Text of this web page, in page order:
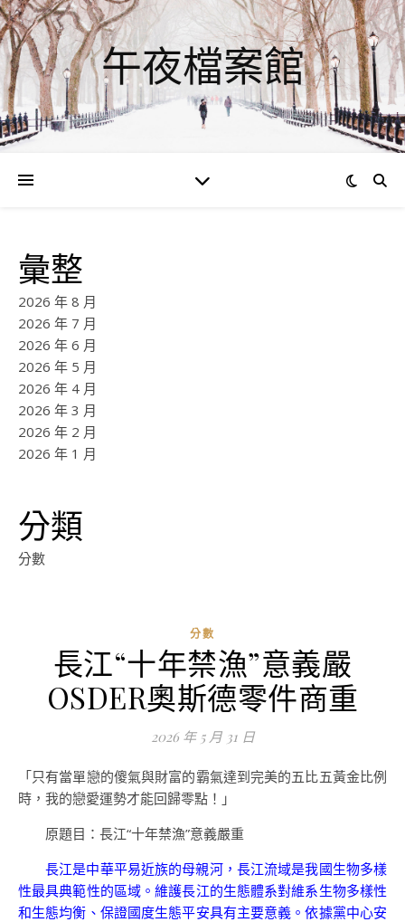
午夜檔案館
彙整
2026 年 8 月
2026 年 7 月
2026 年 6 月
2026 年 5 月
2026 年 4 月
2026 年 3 月
2026 年 2 月
2026 年 1 月
分類
分數
分數
長江“十年禁漁”意義嚴
OSDER奧斯德零件商重
2026 年 5 月 31 日
「只有當單戀的傻氣與財富的霸氣達到完美的五比五黃金比例
時，我的戀愛運勢才能回歸零點！」
原題目：長江“十年禁漁”意義嚴重
長江是中華平易近族的母親河，長江流域是我國生物多樣
性最具典範性的區域。維護長江的生態體系對維系生物多樣性
和生態均衡、保證國度生態平安具有主要意義。依據黨中心安